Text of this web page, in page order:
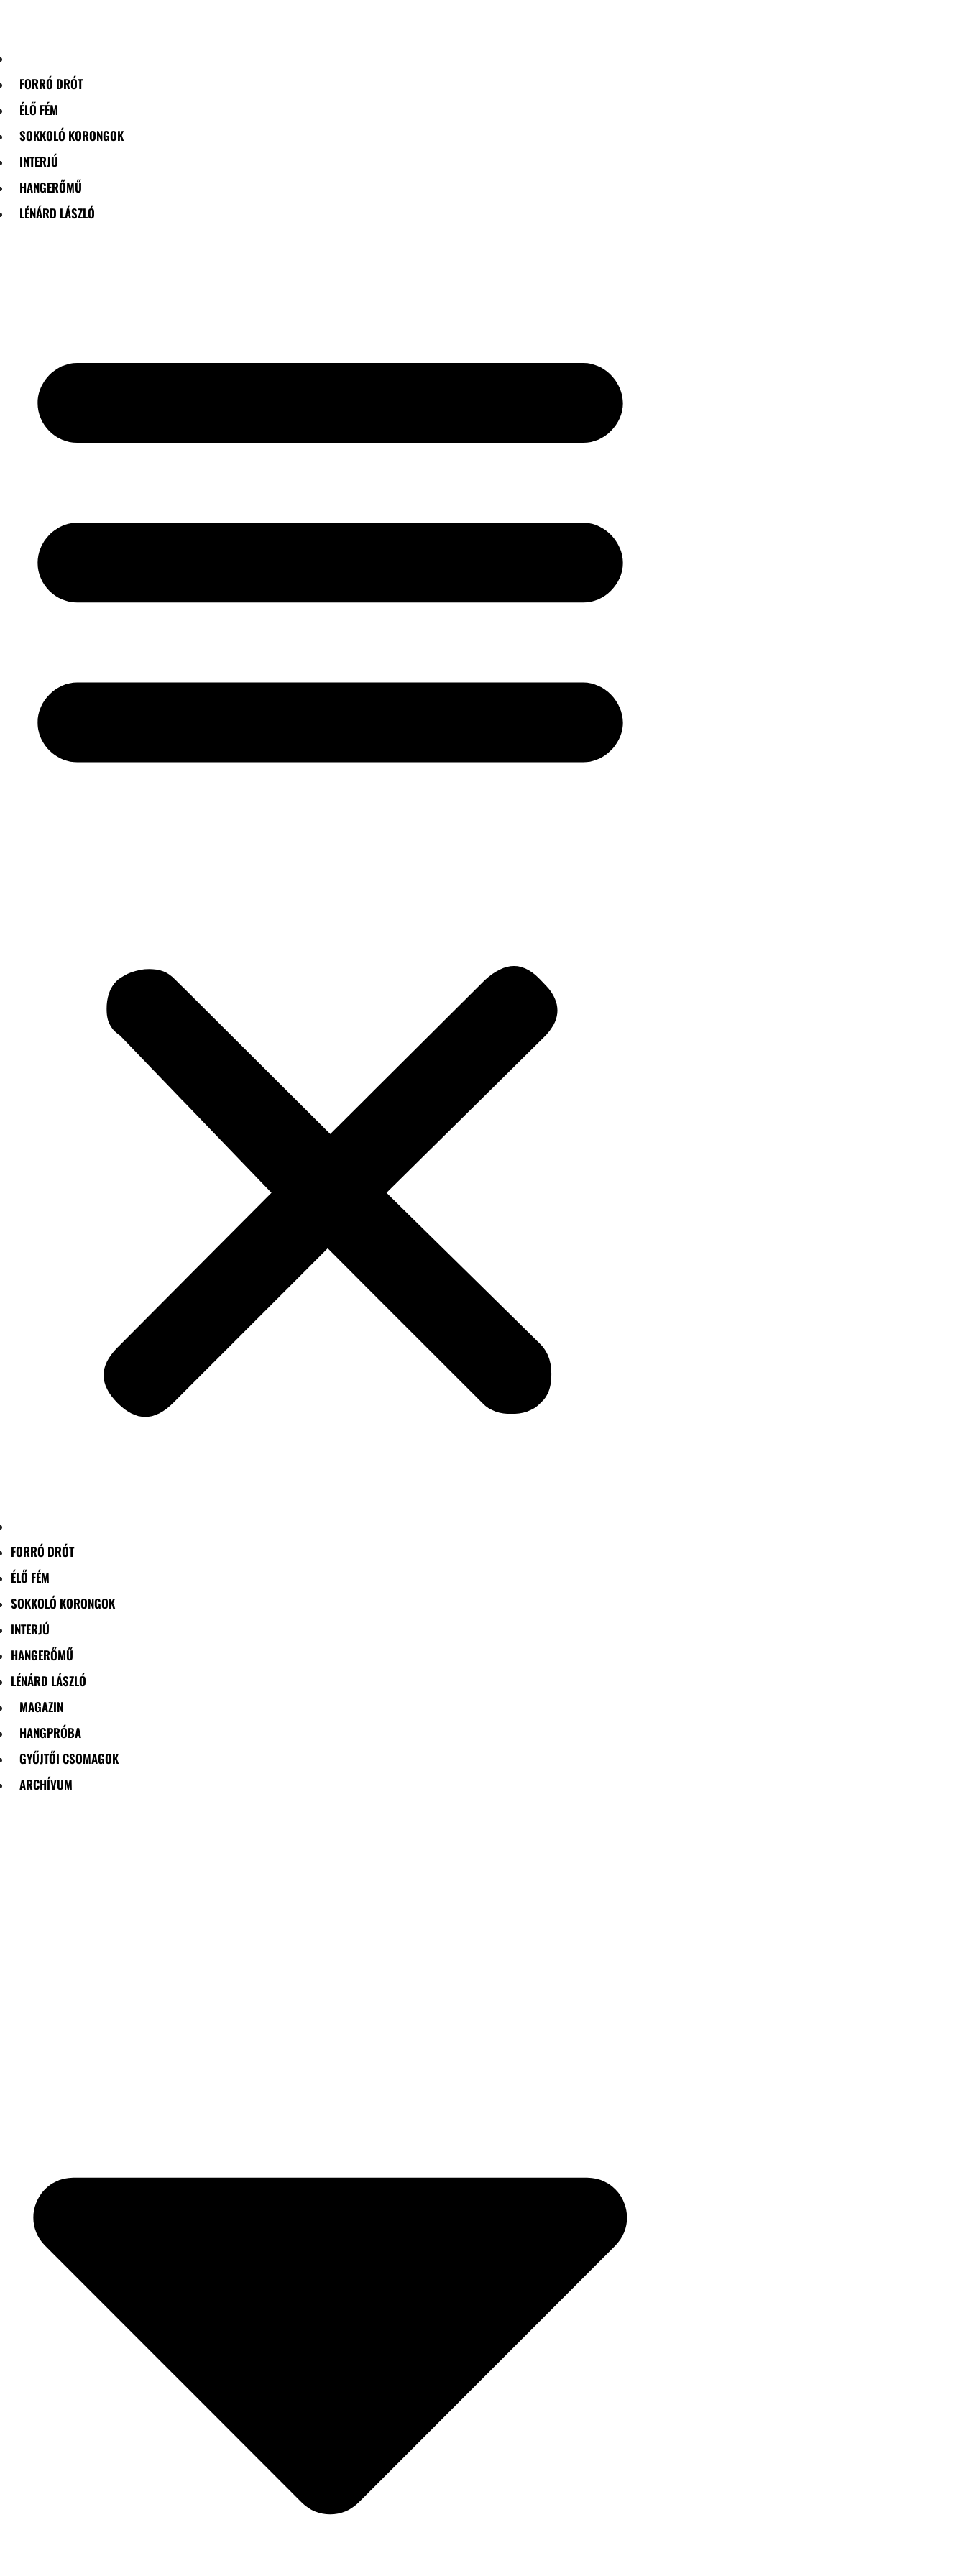
FORRÓ DRÓT
ÉLŐ FÉM
SOKKOLÓ KORONGOK
INTERJÚ
HANGERŐMŰ
LÉNÁRD LÁSZLÓ
FORRÓ DRÓT
ÉLŐ FÉM
SOKKOLÓ KORONGOK
INTERJÚ
HANGERŐMŰ
LÉNÁRD LÁSZLÓ
MAGAZIN
HANGPRÓBA
GYŰJTŐI CSOMAGOK
ARCHÍVUM